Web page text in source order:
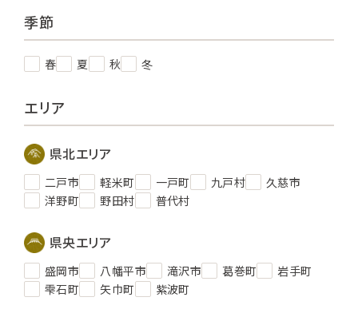
季節
春 夏 秋 冬
エリア
県北エリア
二戸市 軽米町 一戸町 九戸村
久慈市
洋野町
野田村 普代村
県央エリア
盛岡市 八幡平市 滝沢市 葛巻町
岩手町
雫石町
矢巾町 紫波町